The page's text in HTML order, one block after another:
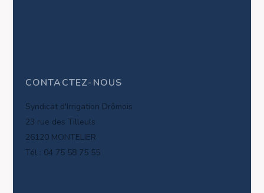
CONTACTEZ-NOUS
Syndicat d'Irrigation Drômois
23 rue des Tilleuls
26120 MONTELIER
Tél : 04 75 58 75 55